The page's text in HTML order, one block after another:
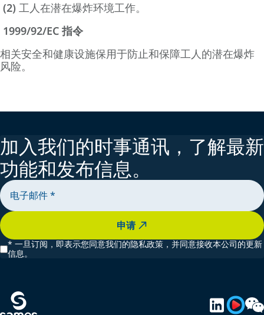
(2) 工人在潜在爆炸环境工作。
1999/92/EC 指令
相关安全和健康设施保用于防止和保障工人的潜在爆炸
风险。
加入我们的时事通讯，了解最新
功能和发布信息。
申请
* 一旦订阅，即表示您同意我们的隐私政策，并同意接收本公司的更新
信息。